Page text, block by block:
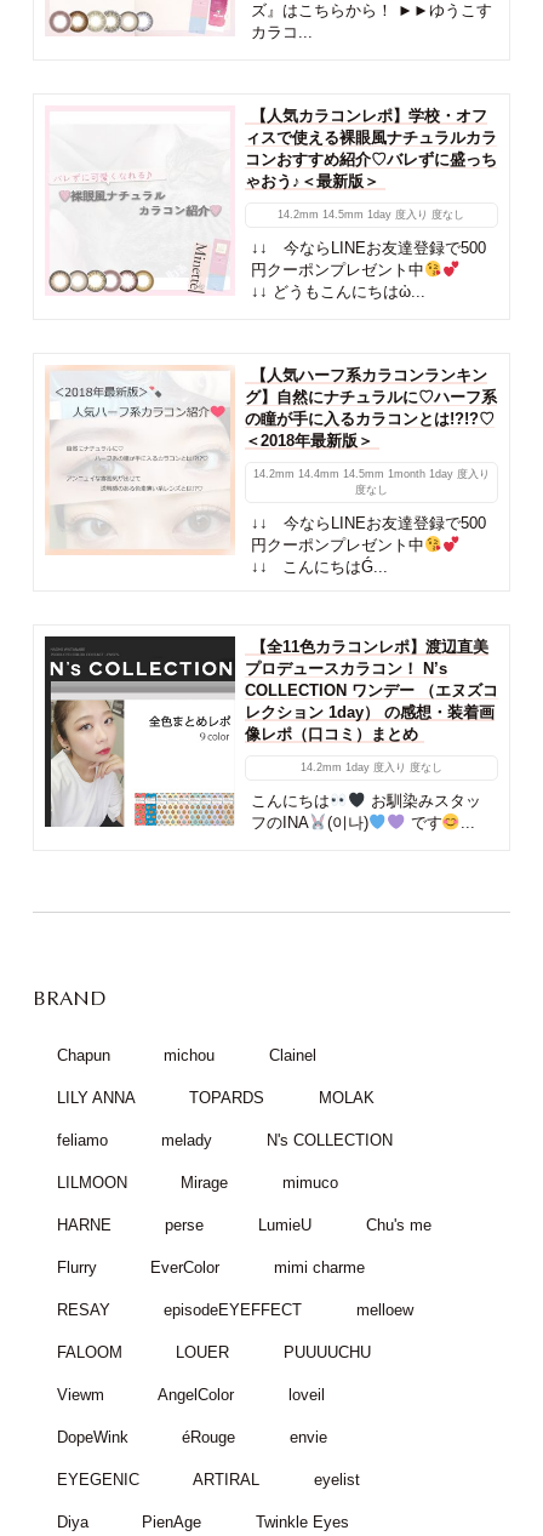
ズ』はこちらから！ ►►ゆうこす
カラコ...
【人気カラコンレポ】学校・オフ
ィスで使える裸眼風ナチュラルカラ
コンおすすめ紹介♡バレずに盛っち
ゃおう♪＜最新版＞
14.2mm 14.5mm 1day 度入り 度なし
↓↓ 今ならLINEお友達登録で500
円クーポンプレゼント中
↓↓ どうもこんにちはὠ...
【人気ハーフ系カラコンランキン
グ】自然にナチュラルに♡ハーフ系
の瞳が手に入るカラコンとは!?!?♡
＜2018年最新版＞
14.2mm 14.4mm 14.5mm 1month 1day 度入り
度なし
↓↓ 今ならLINEお友達登録で500
円クーポンプレゼント中
↓↓ こんにちはǴ...
【全11色カラコンレポ】渡辺直美
プロデュースカラコン！ N’s
COLLECTION ワンデー （エヌズコ
レクション 1day） の感想・装着画
像レポ（口コミ）まとめ
14.2mm 1day 度入り 度なし
こんにちは
お馴染みスタッ
フのINA
(이나) です ...
BRAND
Chapun michou Clainel
LILY ANNA TOPARDS MOLAK
feliamo melady N's COLLECTION
LILMOON Mirage mimuco
HARNE perse LumieU Chu's me
Flurry EverColor mimi charme
RESAY episodeEYEFFECT melloew
FALOOM LOUER PUUUUCHU
Viewm AngelColor loveil
DopeWink éRouge envie
EYEGENIC ARTIRAL eyelist
Diya PienAge Twinkle Eyes